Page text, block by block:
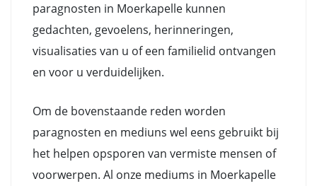
paragnosten in Moerkapelle kunnen
gedachten, gevoelens, herinneringen,
visualisaties van u of een familielid ontvangen
en voor u verduidelijken.
Om de bovenstaande reden worden
paragnosten en mediuns wel eens gebruikt bij
het helpen opsporen van vermiste mensen of
voorwerpen. Al onze mediums in Moerkapelle